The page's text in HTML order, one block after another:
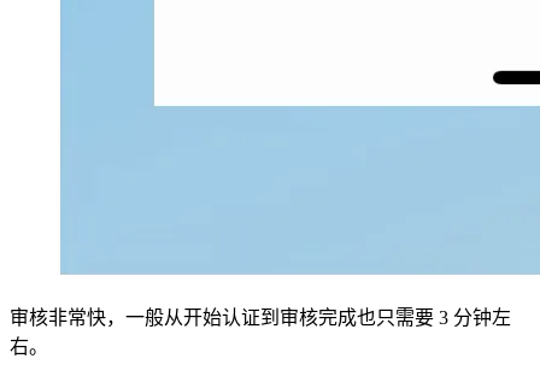
审核非常快，一般从开始认证到审核完成也只需要 3 分钟左
右。